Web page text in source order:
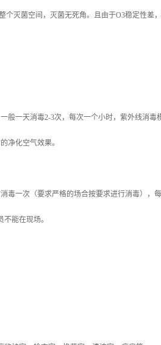
灭菌空间，灭菌无死角。且由于O3稳定性差
般一天消毒2-3次，每次一个小时，紫外线消
净化空气效果。
毒一次（要求严格的场合按要求进行消毒），
能在现场。